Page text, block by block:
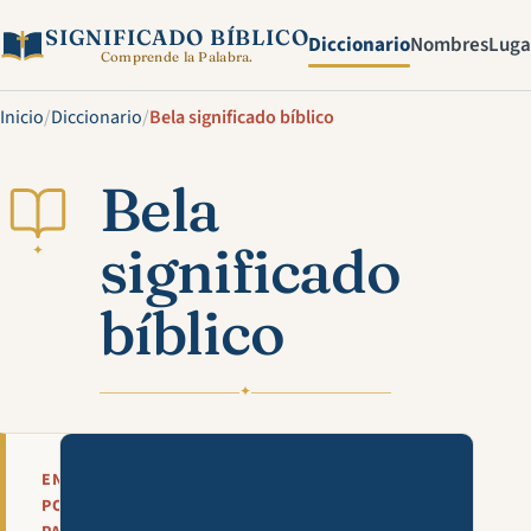
SIGNIFICADO BÍBLICO
Comprende la Palabra. DiccionarioNombres
Inicio/Diccionario/Bela significado bíblico
✦
Bela
significado
bíblico
✦
EN
POCAS
Mira esta explicación en